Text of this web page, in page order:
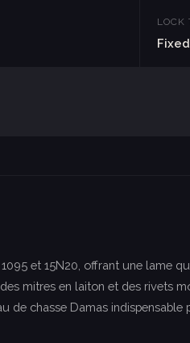
LOCK
et 15N20, offrant une lame
mitres en laiton et des rivets
chasse Damas indispensable